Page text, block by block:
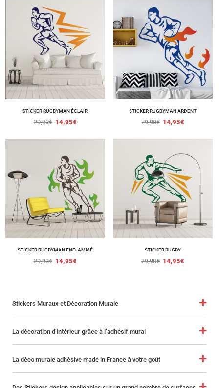
STICKER RUGBYMAN ÉCLAIR
29,90€ 14,95€
STICKER RUGBYMAN ARDENT
29,90€ 14,95€
STICKER RUGBYMAN ENFLAMMÉ
29,90€ 14,95€
STICKER RUGBY
29,90€ 14,95€
Stickers Muraux et Décoration Murale
La décoration d’intérieur grâce à l’adhésif mural
La déco murale adhésive made in France à votre goût